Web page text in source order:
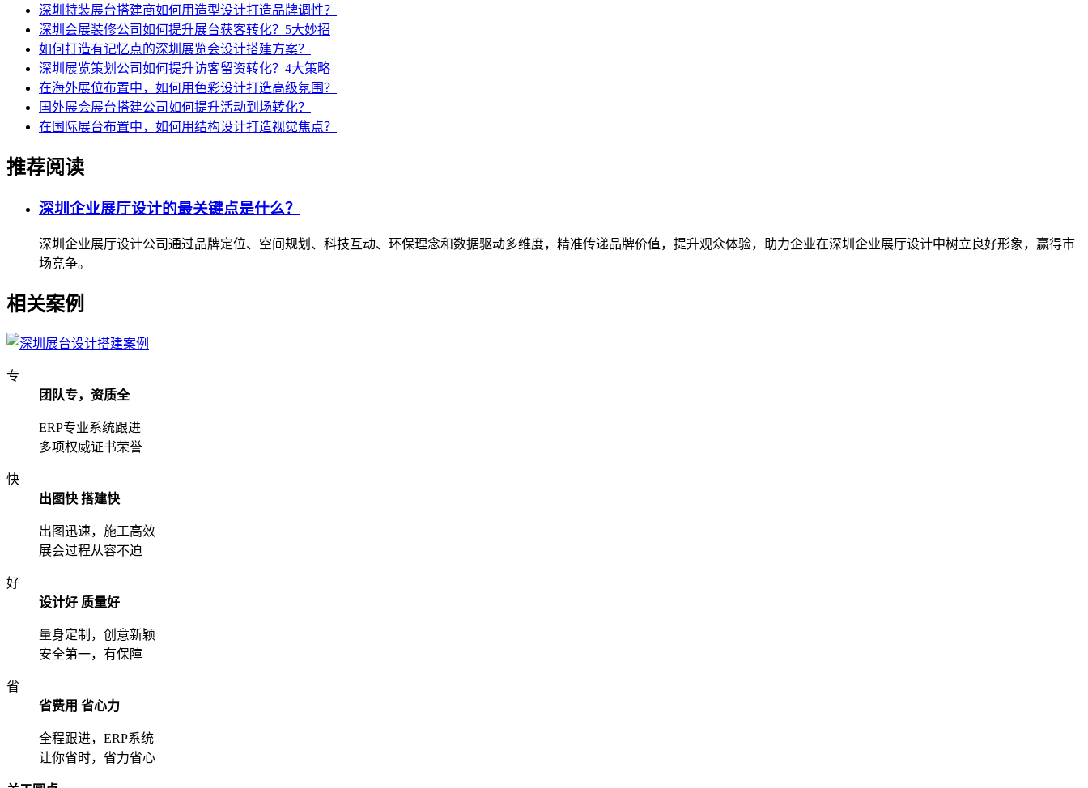
深圳特装展台搭建商如何用造型设计打造品牌调性？
深圳会展装修公司如何提升展台获客转化？5大妙招
如何打造有记忆点的深圳展览会设计搭建方案？
深圳展览策划公司如何提升访客留资转化？4大策略
在海外展位布置中，如何用色彩设计打造高级氛围？
国外展会展台搭建公司如何提升活动到场转化？
在国际展台布置中，如何用结构设计打造视觉焦点？
推荐阅读
深圳企业展厅设计的最关键点是什么？
深圳企业展厅设计公司通过品牌定位、空间规划、科技互动、环保理念和数据驱动多维度，精准传递品牌价值，提升观众体验，助力企业在深圳企业展厅设计中树立良好形象，赢得市
场竞争。
相关案例
专
团队专，资质全
ERP专业系统跟进
多项权威证书荣誉
快
出图快 搭建快
出图迅速，施工高效
展会过程从容不迫
好
设计好 质量好
量身定制，创意新颖
安全第一，有保障
省
省费用 省心力
全程跟进，ERP系统
让你省时，省力省心